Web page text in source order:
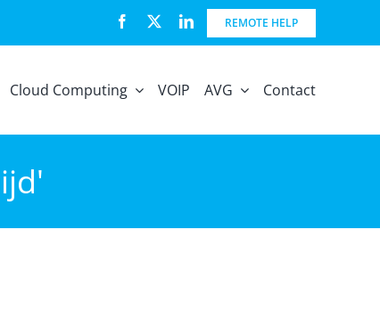
REMOTE HELP
Cloud Computing VOIP AVG Contact